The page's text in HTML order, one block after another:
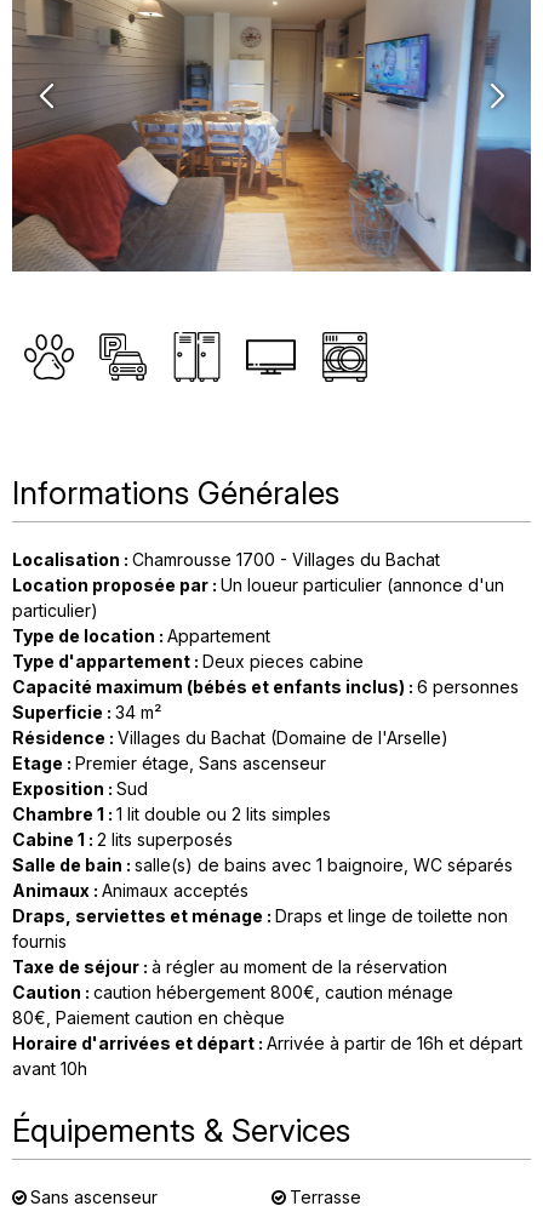
Informations Générales
Localisation : Chamrousse 1700 - Villages du Bachat
Location proposée par : Un loueur particulier (annonce d'un
particulier)
Type de location : Appartement
Type d'appartement : Deux pieces cabine
Capacité maximum (bébés et enfants inclus) : 6 personnes
Superficie : 34 m²
Résidence : Villages du Bachat (Domaine de l'Arselle)
Etage : Premier étage Sans ascenseur
Exposition : Sud
Chambre 1 : 1 lit double ou 2 lits simples
Cabine 1 : 2 lits superposés
Salle de bain : salle(s) de bains avec 1 baignoire WC séparés
Animaux : Animaux acceptés
Draps, serviettes et ménage : Draps et linge de toilette non
fournis
Taxe de séjour : à régler au moment de la réservation
Caution : caution hébergement 800€ caution ménage
80€ Paiement caution en chèque
Horaire d'arrivées et départ : Arrivée à partir de 16h et départ
avant 10h
Équipements & Services
Sans ascenseur
Terrasse